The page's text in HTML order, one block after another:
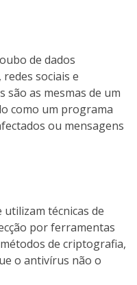
de dados
sociais e
são as mesmas de um
como um programa
ou mensagens
técnicas de
por ferramentas
de criptografia,
o antivírus não o